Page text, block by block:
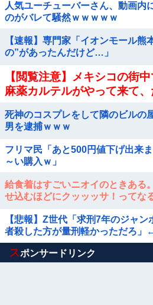
人気ユーチューバーさん、動画内
のがバレて騒然ｗｗｗｗｗ
【速報】専門家「イオンモール熊
の”があったんだけど…」
【閲覧注意】メキシコの街
麻薬カルテルがやって来て
死神のコスプレをして隣のビルの
男を逮捕ｗｗｗ
フリマ民「あと500円値下げ出来
～い購入ｗ」
給食着はすごいニオイのときある
せ込むほどにクッッッサ！ってな
【悲報】Z世代「求刑7年のジャ
者殺した方が量刑軽かっただろ」
Powered by livedoor 相互RSS
スポンサードリンク